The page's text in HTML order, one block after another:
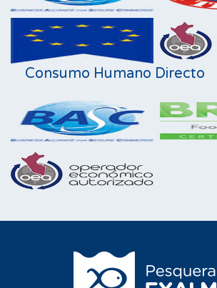
Consumo Humano Directo